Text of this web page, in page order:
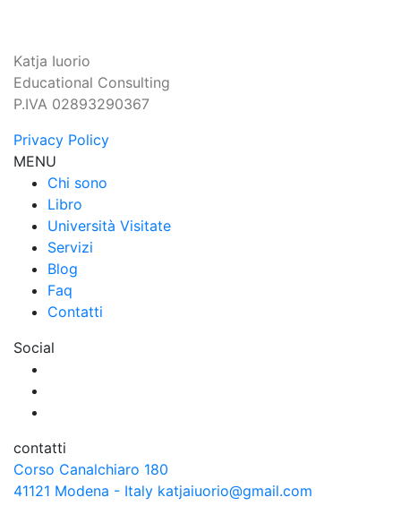
Katja Iuorio
Educational Consulting
P.IVA 02893290367
Privacy Policy
MENU
Chi sono
Libro
Università Visitate
Servizi
Blog
Faq
Contatti
Social
contatti
Corso Canalchiaro 180
41121 Modena - Italy katjaiuorio@gmail.com